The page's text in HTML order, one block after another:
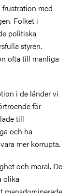
frustration med
Folket i
politiska
styren.
ofta till manliga
i de länder vi
för
till
och ha
mer korrupta.
och moral. De
olika